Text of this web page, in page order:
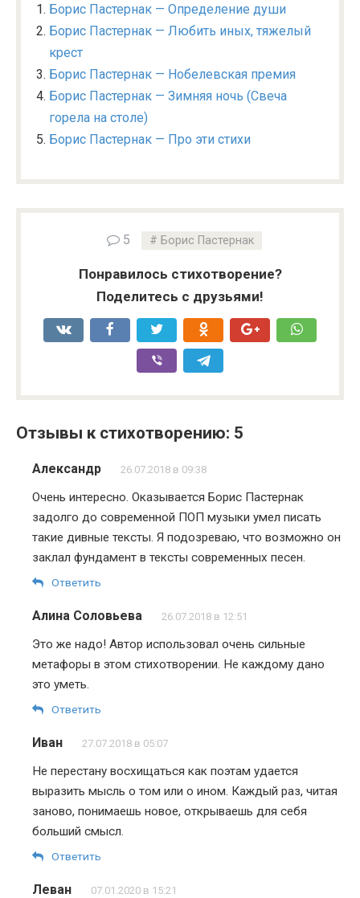
Борис Пастернак — Определение души
Борис Пастернак — Любить иных, тяжелый
крест
Борис Пастернак — Нобелевская премия
Борис Пастернак — Зимняя ночь (Свеча
горела на столе)
Борис Пастернак — Про эти стихи
5 Борис Пастернак
Понравилось стихотворение?
Поделитесь с друзьями!
Отзывы к стихотворению: 5
Александр 26.07.2018 в 09:38
Очень интересно. Оказывается Борис Пастернак
задолго до современной ПОП музыки умел писать
такие дивные тексты. Я подозреваю, что возможно он
заклал фундамент в тексты современных песен.
Ответить
Алина Соловьева 26.07.2018 в 12:51
Это же надо! Автор использовал очень сильные
метафоры в этом стихотворении. Не каждому дано
это уметь.
Ответить
Иван 27.07.2018 в 05:07
Не перестану восхищаться как поэтам удается
выразить мысль о том или о ином. Каждый раз, читая
заново, понимаешь новое, открываешь для себя
больший смысл.
Ответить
Леван 07.01.2020 в 15:21